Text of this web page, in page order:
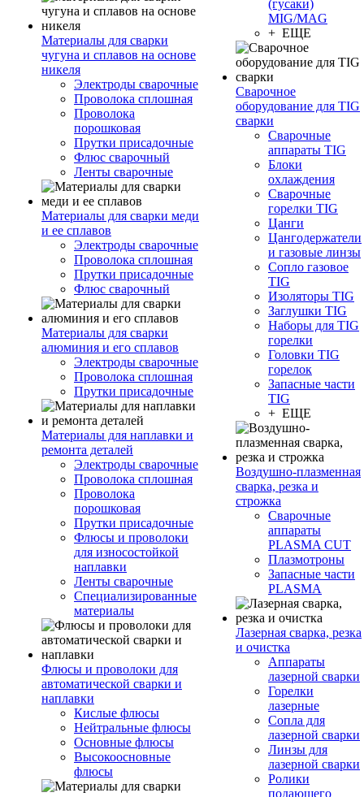
Материалы для сварки
чугуна и сплавов на основе
никеля
Электроды сварочные
Проволока сплошная
Проволока
порошковая
Прутки присадочные
Флюс сварочный
Ленты сварочные
Материалы для сварки меди
и ее сплавов
Электроды сварочные
Проволока сплошная
Прутки присадочные
Флюс сварочный
Материалы для сварки
алюминия и его сплавов
Электроды сварочные
Проволока сплошная
Прутки присадочные
Материалы для наплавки и
ремонта деталей
Электроды сварочные
Проволока сплошная
Проволока
порошковая
Прутки присадочные
Флюсы и проволоки
для износостойкой
наплавки
Ленты сварочные
Специализированные
материалы
Флюсы и проволоки для
автоматической сварки и
наплавки
Кислые флюсы
Нейтральные флюсы
Основные флюсы
Высокоосновные
флюсы
(гусаки)
MIG/MAG
+ ЕЩЕ
Сварочное
оборудование для TIG
сварки
Сварочные
аппараты TIG
Блоки
охлаждения
Сварочные
горелки TIG
Цанги
Цангодержатели
и газовые линзы
Сопло газовое
TIG
Изоляторы TIG
Заглушки TIG
Наборы для TIG
горелки
Головки TIG
горелок
Запасные части
TIG
+ ЕЩЕ
Воздушно-плазменная
сварка, резка и
строжка
Сварочные
аппараты
PLASMA CUT
Плазмотроны
Запасные части
PLASMA
Лазерная сварка, резка
и очистка
Аппараты
лазерной сварки
Горелки
лазерные
Сопла для
лазерной сварки
Линзы для
лазерной сварки
Ролики
подающего